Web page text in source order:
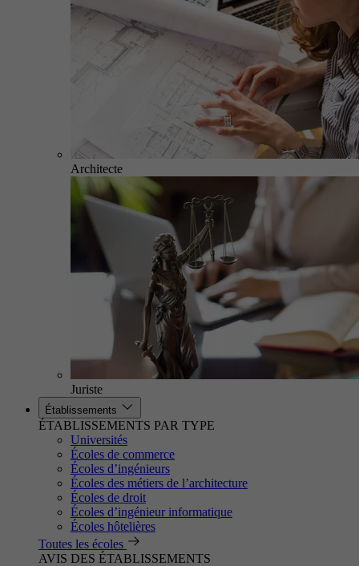
Architecte
Juriste
Établissements
ÉTABLISSEMENTS PAR TYPE
Universités
Écoles de commerce
Écoles d’ingénieurs
Écoles des métiers de l’architecture
Écoles de droit
Écoles d’ingénieur informatique
Écoles hôtelières
Toutes les écoles
AVIS DES ÉTABLISSEMENTS